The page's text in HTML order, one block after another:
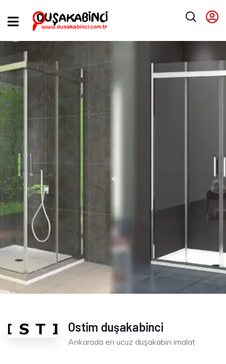
Ostim duşakabinci
Ankarada en ucuz duşakabin imalat